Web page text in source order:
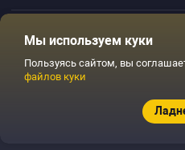
Мы используем куки
Пользуясь сайтом, вы
файлов куки